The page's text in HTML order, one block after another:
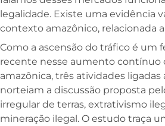
legalidade. Existe uma evidência
contexto amazônico, relacionada a
Como a ascensão do tráfico é um
recente nesse aumento contínuo
amazônica, três atividades
norteiam a discussão proposta
irregular de terras, extrativismo
mineração ilegal. O estudo traça